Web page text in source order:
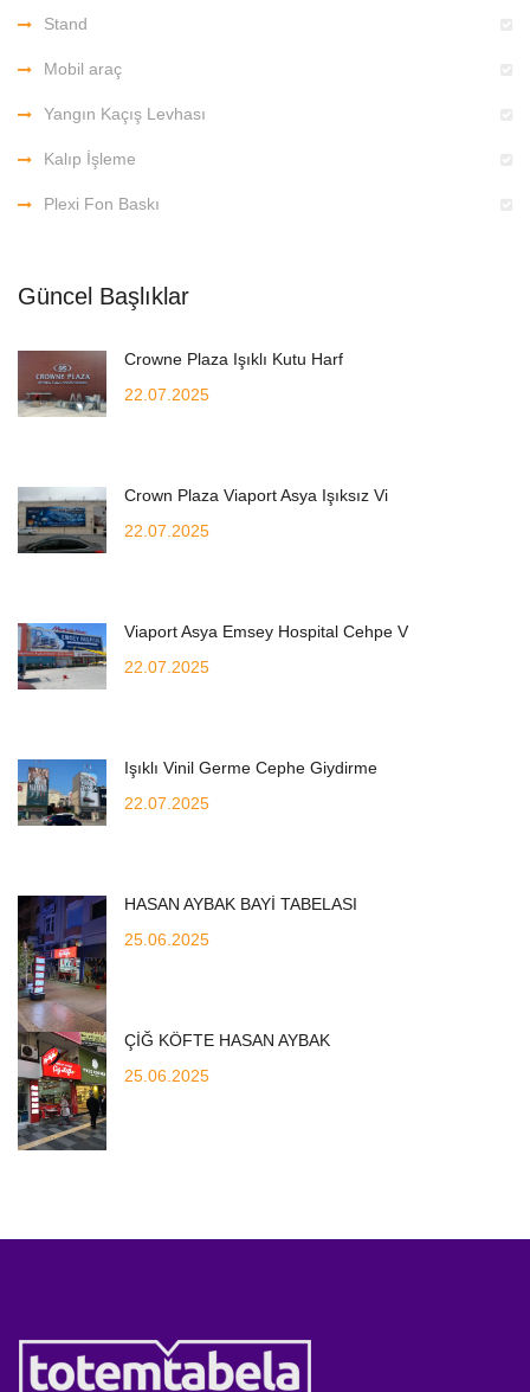
Stand
Mobil araç
Yangın Kaçış Levhası
Kalıp İşleme
Plexi Fon Baskı
Güncel Başlıklar
Crowne Plaza Işıklı Kutu Harf
22.07.2025
Crown Plaza Viaport Asya Işıksız Vi
22.07.2025
Viaport Asya Emsey Hospital Cehpe V
22.07.2025
Işıklı Vinil Germe Cephe Giydirme
22.07.2025
HASAN AYBAK BAYİ TABELASI
25.06.2025
ÇİĞ KÖFTE HASAN AYBAK
25.06.2025